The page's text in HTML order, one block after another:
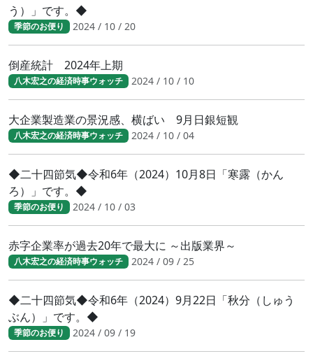
う）」です。◆
季節のお便り 2024 / 10 / 20
倒産統計 2024年上期
八木宏之の経済時事ウォッチ 2024 / 10 / 10
大企業製造業の景況感、横ばい 9月日銀短観
八木宏之の経済時事ウォッチ 2024 / 10 / 04
◆二十四節気◆令和6年（2024）10月8日「寒露（かん
ろ）」です。◆
季節のお便り 2024 / 10 / 03
赤字企業率が過去20年で最大に ～出版業界～
八木宏之の経済時事ウォッチ 2024 / 09 / 25
◆二十四節気◆令和6年（2024）9月22日「秋分（しゅう
ぶん）」です。◆
季節のお便り 2024 / 09 / 19